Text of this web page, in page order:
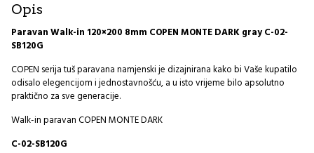
Opis
Paravan Walk-in 120×200 8mm COPEN MONTE DARK gray C-02-
SB120G
COPEN serija tuš paravana namjenski je dizajnirana kako bi Vaše kupatilo
odisalo elegencijom i jednostavnošću, a u isto vrijeme bilo apsolutno
praktično za sve generacije.
Walk-in paravan COPEN MONTE DARK
C-02-SB120G